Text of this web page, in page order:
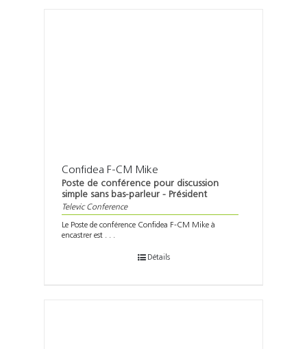
Confidea F-CM Mike
Poste de conférence pour discussion
simple sans bas-parleur - Président
Televic Conference
Le Poste de conférence Confidea F-CM Mike à
encastrer est . . .
Détails